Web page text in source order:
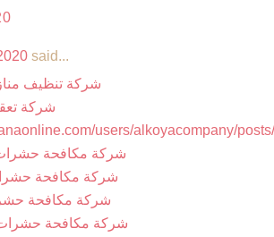
said...
شركة تنظيف
شركة
users/alkoyacompany/
شركة مكافحة حشرات
شركة مكافحة
شركة مكافحة
شركة مكافحة